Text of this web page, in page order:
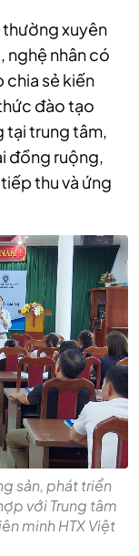
xuyên
nghệ nhân có
chia sẻ kiến
đào tạo
tại trung tâm,
đồng ruộng,
thu và ứng
sản, phát triển
với Trung tâm
minh HTX Việt